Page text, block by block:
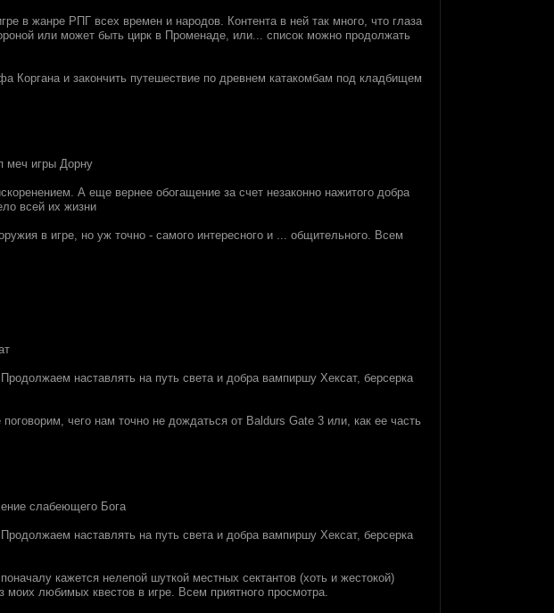
в жанре РПГ всех времен и народов. Контента в ней так много, что глаза
или может быть цирк в Променаде, или... список можно продолжать
Коргана и закончить путешествие по древнем катакомбам под кладбищем
меч игры Дорну
А еще вернее обогащение за счет незаконно нажитого добра
всей их жизни
в игре, но уж точно - самого интересного и ... общительного. Всем
наставлять на путь света и добра вампиршу Хексат, берсерка
чего нам точно не дождаться от Baldurs Gate 3 или, как ее часть
слабеющего Бога
наставлять на путь света и добра вампиршу Хексат, берсерка
кажется нелепой шуткой местных сектантов (хоть и жестокой)
любимых квестов в игре. Всем приятного просмотра.